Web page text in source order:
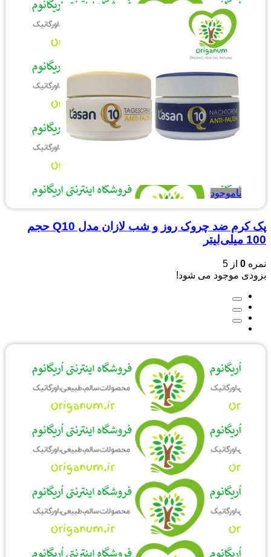
ناموجود
پک کرم ضد چروک روز و شب لازان مدل Q10 حجم
100 میلی‌لیتر
نمره 0 از 5
بزودی موجود می شود!